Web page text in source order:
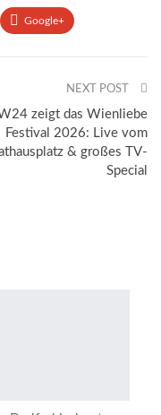
Google+
NEXT POST
zeigt das Wienliebe
Festival 2026: Live vom
& großes TV-
Special